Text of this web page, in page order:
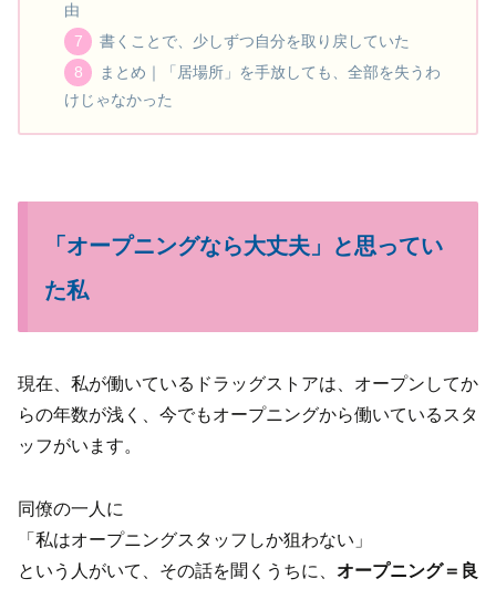
由
書くことで、少しずつ自分を取り戻していた
まとめ｜「居場所」を手放しても、全部を失うわ
けじゃなかった
「オープニングなら大丈夫」と思ってい
た私
現在、私が働いているドラッグストアは、オープンしてか
らの年数が浅く、今でもオープニングから働いているスタ
ッフがいます。
同僚の一人に
「私はオープニングスタッフしか狙わない」
という人がいて、その話を聞くうちに、 オープニング＝良